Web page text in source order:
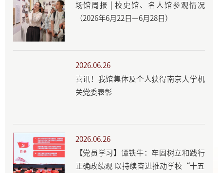
场馆周报 | 校史馆、名人馆参观情况
（2026年6月22日—6月28日）
2026.06.26
喜讯！我馆集体及个人获得南京大学机
关党委表彰
2026.06.26
【党员学习】谭铁牛：牢固树立和践行
正确政绩观 以持续奋进推动学校“十五